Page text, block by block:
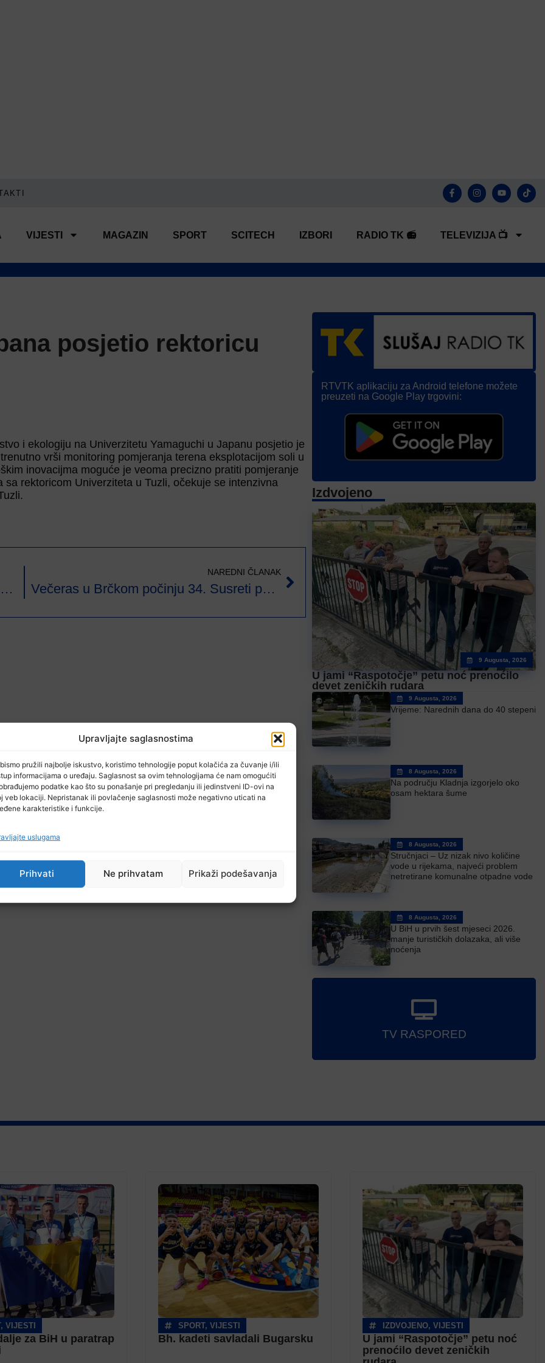
Upravljajte saglasnostima
pružili najbolje iskustvo, koristimo tehnologije poput kolačića za čuvanje i/ili
informacijama o uređaju. Saglasnost sa ovim tehnologijama će nam omogućiti
podatke kao što su ponašanje pri pregledanju ili jedinstveni ID-ovi na
veb lokaciji. Nepristanak ili povlačenje saglasnosti može negativno uticati na
karakteristike i funkcije.
uslugama
Prihvati Ne prihvatam Prikaži podešavanja
VIJESTI MAGAZIN SPORT SCITECH IZBORI RADIO TK 📻 TELEVIZIJA 📺
posjetio rektoricu
i ekologiju na Univerzitetu Yamaguchi u Japanu posjetio je
vrši monitoring pomjeranja terena eksplotacijom soli u
inovacijma moguće je veoma precizno pratiti pomjeranje
rektoricom Univerziteta u Tuzli, očekuje se intenzivna
Pokrivenost uvoza izvozom u drvnoj industriji BiH 377 posto
NAREDNI ČLANAK
Večeras u Brčkom počinju 34. Susreti pozorišta BiH
RTVTK aplikaciju za Android telefone možete
preuzeti na Google Play trgovini:
Izdvojeno
9 Augusta, 2026
U jami “Raspotočje” petu noć prenoćilo
devet zeničkih rudara
9 Augusta, 2026
Vrijeme: Narednih dana do 40 stepeni
8 Augusta, 2026
Na području Kladnja izgorjelo oko
osam hektara šume
8 Augusta, 2026
Stručnjaci – Uz nizak nivo količine
vode u rijekama, najveći problem
netretirane komunalne otpadne vode
8 Augusta, 2026
U BiH u prvih šest mjeseci 2026.
manje turističkih dolazaka, ali više
noćenja
TV RASPORED
, VIJESTI
za BiH u paratrap
SPORT, VIJESTI
Bh. kadeti savladali Bugarsku
IZDVOJENO, VIJESTI
U jami “Raspotočje” petu noć
prenoćilo devet zeničkih